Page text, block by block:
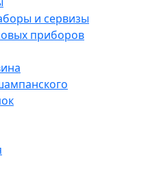
и сервизы
приборов